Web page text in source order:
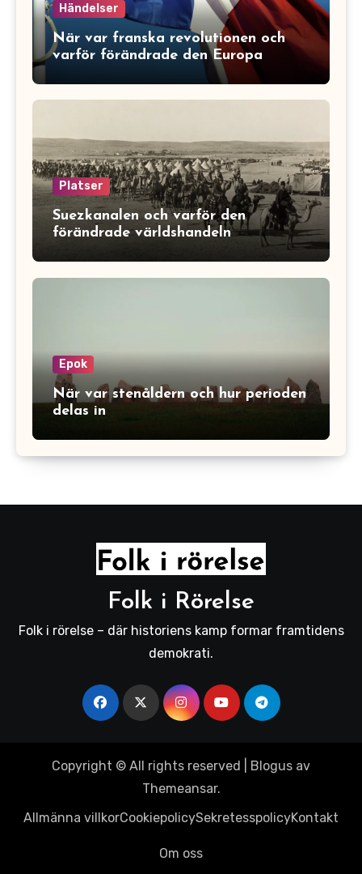
Händelser
När var franska revolutionen och
varför förändrade den Europa
Platser
Suezkanalen och varför den
förändrade världshandeln
Epok
När var stenåldern och hur perioden
delas in
Folk i Rörelse
Folk i rörelse – där historiens kamp formar framtidens
demokrati.
Copyright © All rights reserved Blogus av
Themeansar.
Allmänna villkorCookiepolicySekretesspolicyKontakt
Om oss